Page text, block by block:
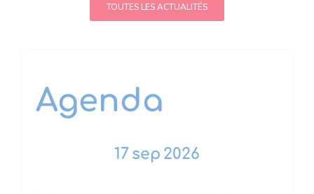
TOUTES LES ACTUALITÉS
Agenda
17 sep 2026